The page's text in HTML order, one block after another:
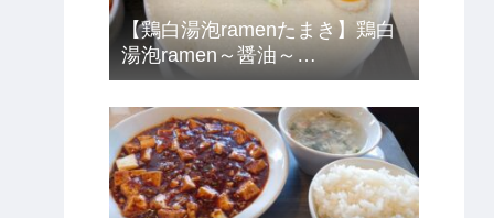
【鶏白湯泡ramenたまき】鶏白
湯泡ramen～醤油～
2023/03/12(日)